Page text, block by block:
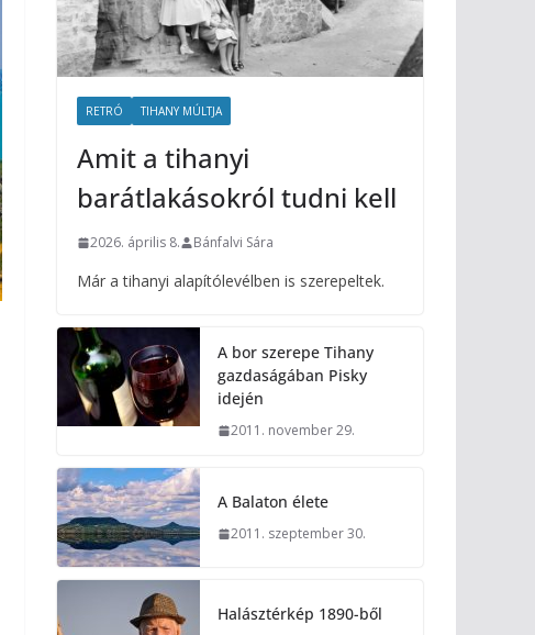
RETRÓ TIHANY MÚLTJA
Amit a tihanyi
barátlakásokról tudni kell
2026. április 8. Bánfalvi Sára
Már a tihanyi alapítólevélben is szerepeltek.
A bor szerepe Tihany
gazdaságában Pisky
idején
2011. november 29.
A Balaton élete
2011. szeptember 30.
Halásztérkép 1890-ből